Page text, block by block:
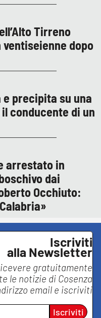
Tirreno
dopo
precipita su una
conducente di un
arrestato in
dai
Occhiuto:
Iscriviti
alla Newsletter
gratuitamente
le notizie di Cosenza
email e iscriviti
Iscriviti